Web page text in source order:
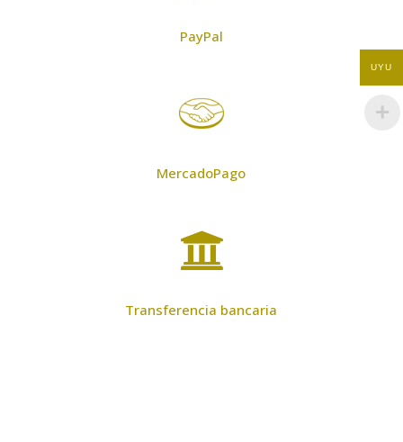
PayPal
MercadoPago

Transferencia bancaria
UYU